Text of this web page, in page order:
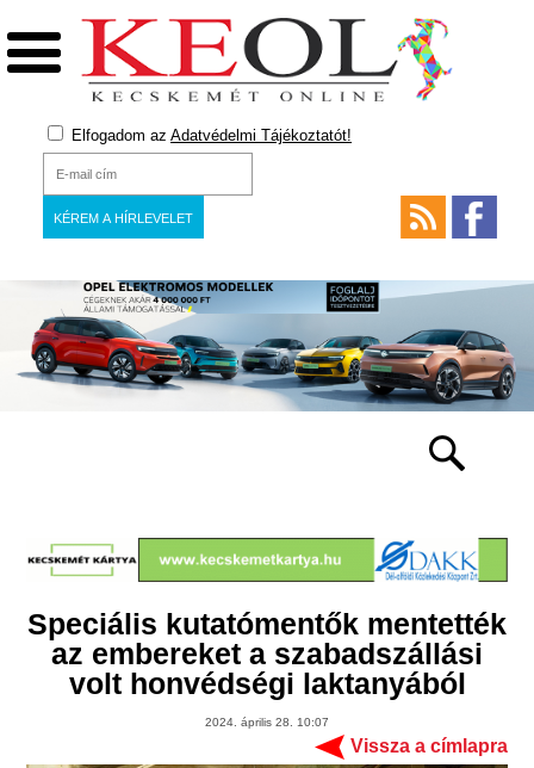
Elfogadom az Adatvédelmi Tájékoztatót!
Speciális kutatómentők mentették
az embereket a szabadszállási
volt honvédségi laktanyából
2024. április 28. 10:07
Vissza a címlapra